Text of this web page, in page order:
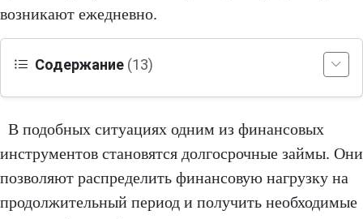
возникают ежедневно.
Содержание (13)
В подобных ситуациях одним из финансовых
инструментов становятся долгосрочные займы. Они
позволяют распределить финансовую нагрузку на
продолжительный период и получить необходимые